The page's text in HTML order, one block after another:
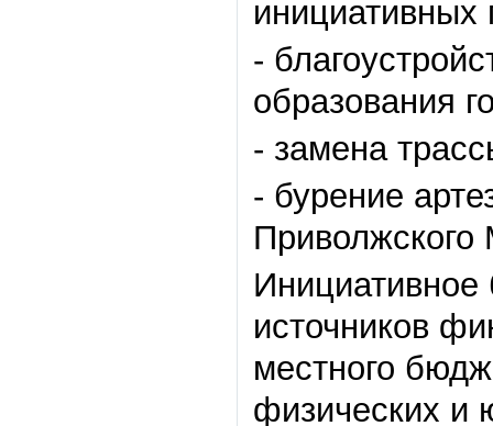
инициативных
-
образования
- замена
- бурение
Инициативное
источников
местного
физических и